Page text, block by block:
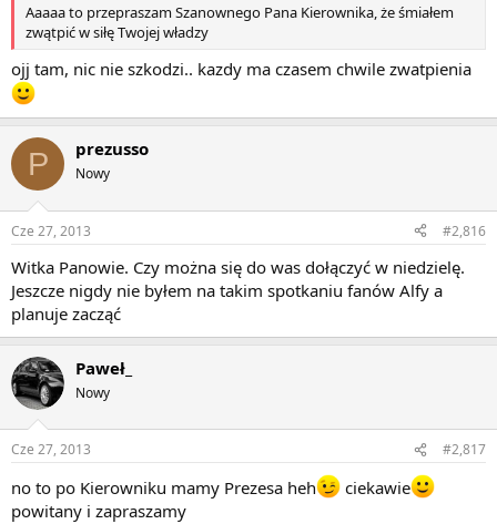
Aaaaa to przepraszam Szanownego Pana Kierownika, że śmiałem
zwątpić w siłę Twojej władzy
ojj tam, nic nie szkodzi.. kazdy ma czasem chwile zwatpienia
P prezusso
Nowy
Cze 27, 2013 #2,816
Witka Panowie. Czy można się do was dołączyć w niedzielę.
Jeszcze nigdy nie byłem na takim spotkaniu fanów Alfy a
planuje zacząć
Paweł_
Nowy
Cze 27, 2013 #2,817
no to po Kierowniku mamy Prezesa heh
ciekawie
powitany i zapraszamy